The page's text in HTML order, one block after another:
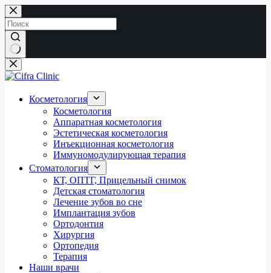
Перейти
к
сути
Ничего
не
Косметология
Косметология
Аппаратная косметология
Эстетическая косметология
Инъекционная косметология
Иммуномодулирующая терапия
Стоматология
КТ, ОПТГ, Прицельный снимок
Детская стоматология
Лечение зубов во сне
Имплантация зубов
Ортодонтия
Хирургия
Ортопедия
Терапия
Наши врачи